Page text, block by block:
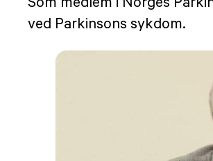
ved Parkinsons sykdom.